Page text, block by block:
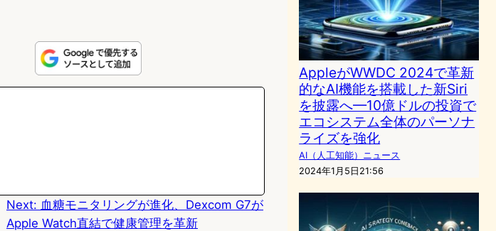
Next: 血糖モニタリングが進化、Dexcom G7が
Apple Watch直結で健康管理を革新
AppleがWWDC 2024で革新
的なAI機能を搭載した新Siri
を披露へ—10億ドルの投資で
エコシステム全体のパーソナ
ライズを強化
AI（人工知能）ニュース
2024年1月5日21:56